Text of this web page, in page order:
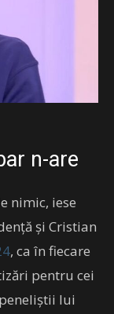
n-are
nimic, iese
și Cristian
, ca în fiecare
pentru cei
lui